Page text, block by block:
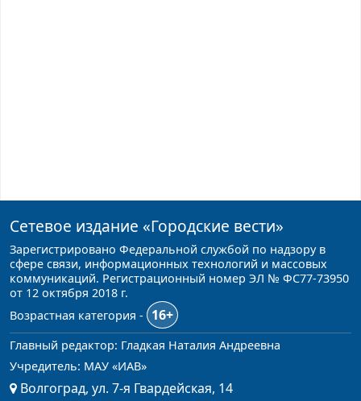
Сетевое издание «Городские вести»
Зарегистрировано Федеральной службой по надзору в
сфере связи, информационных технологий и массовых
коммуникаций. Регистрационный номер ЭЛ № ФС77-73950
от 12 октября 2018 г.
Возрастная категория -
16+
Главный редактор: Гладкая Наталия Андреевна
Учредитель: МАУ «ИАВ»
Волгоград, ул. 7-я Гвардейская, 14